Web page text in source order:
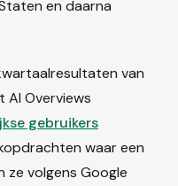
en daarna
van
Overviews
gebruikers
waar een
ze volgens Google